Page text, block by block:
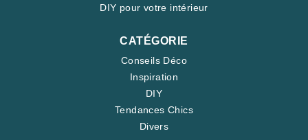
DIY pour votre intérieur
CATÉGORIE
Conseils Déco
Inspiration
DIY
Tendances Chics
Divers